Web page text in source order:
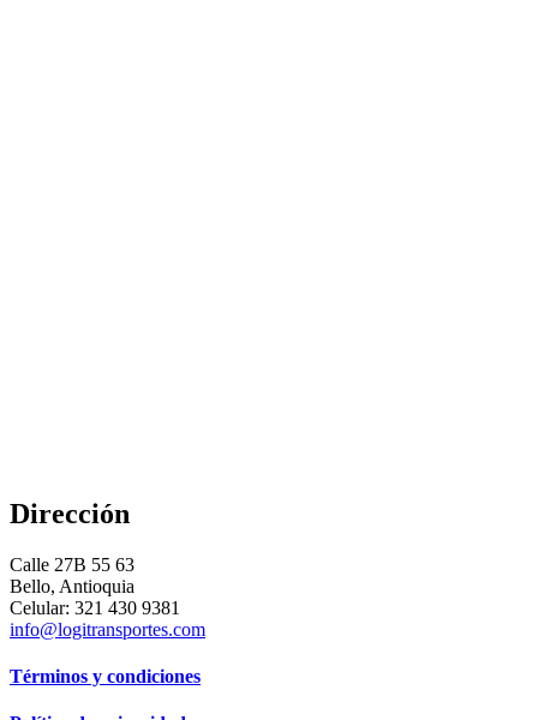
Dirección
Calle 27B 55 63
Bello, Antioquia
Celular: 321 430 9381
info@logitransportes.com
Términos y condiciones